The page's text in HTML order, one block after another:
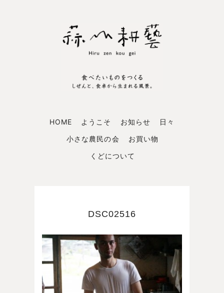
HOME ようこそ お知らせ
日々
小さな農民の会
お買い物
くどについて
DSC02516